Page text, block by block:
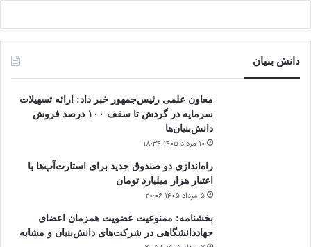
دانش‌ بنیان‌
معاون علمی رئیس‌جمهور خبر داد: ارائه تسهیلات
سرمایه در گردش تا سقف ۱۰۰ درصد فروش
دانش‌بنیان‌ها
۱۰ مرداد ۱۴۰۵ ۱۸:۳۴
راه‌اندازی دو صندوق جدید برای استارت‌آپ‌ها با
اعتبار هزار میلیارد تومان
۵ مرداد ۱۴۰۵ ۲۰:۰۶
بخشنامه: ممنوعیت عضویت همزمان اعضای
جهاددانشگاهی در شرکت‌های دانش‌بنیان و مشابه